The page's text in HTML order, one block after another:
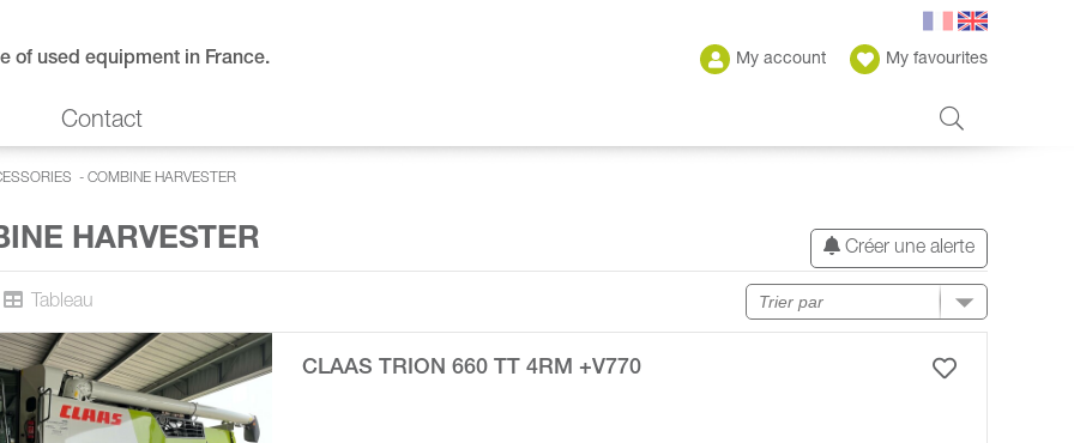
of used equipment in France. My account My favourites
Contact
- COMBINE HARVESTER
Créer une alerte
HARVESTER
Tableau
CLAAS TRION 660 TT 4RM +V770